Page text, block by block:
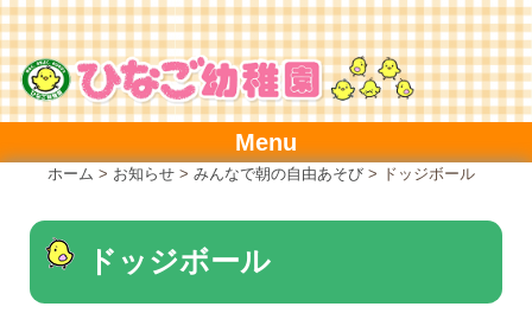
Skip
to
content
Menu
ホーム > お知らせ > みんなで朝の自由あそび > ドッジボール
ドッジボール